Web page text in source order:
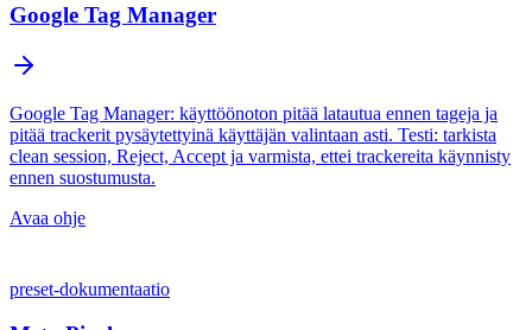
Google Tag Manager
Google Tag Manager: käyttöönoton pitää latautua ennen tageja ja
pitää trackerit pysäytettyinä käyttäjän valintaan asti. Testi: tarkista
clean session, Reject, Accept ja varmista, ettei trackereita käynnisty
ennen suostumusta.
Avaa ohje
preset-dokumentaatio